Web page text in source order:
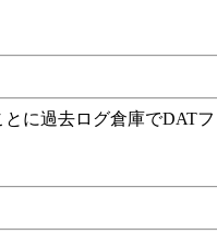
に過去ログ倉庫でDATフ